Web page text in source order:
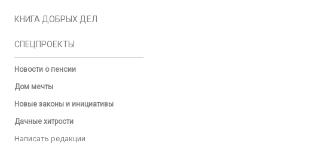
КНИГА ДОБРЫХ ДЕЛ
СПЕЦПРОЕКТЫ
Новости о пенсии
Дом мечты
Новые законы и инициативы
Дачные хитрости
Написать редакции